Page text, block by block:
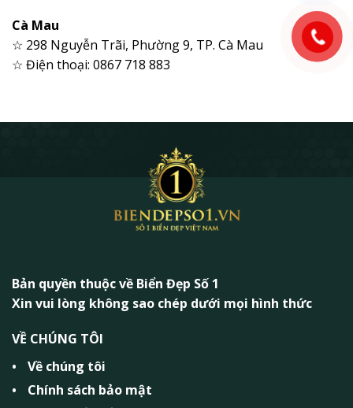
Cà Mau
☆ 298 Nguyễn Trãi, Phường 9, TP. Cà Mau
☆ Điện thoại: 0867 718 883
Bản quyền thuộc về Biển Đẹp Số 1
Xin vui lòng không sao chép dưới mọi hình thức
VỀ CHÚNG TÔI
Về chúng tôi
Chính sách bảo mật